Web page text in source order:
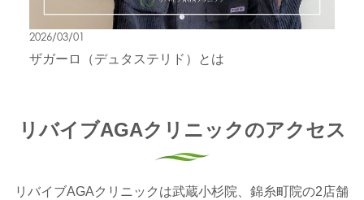
2026/03/01
ザガーロ（デュタステリド）とは
リバイブAGAクリニックのアクセス
リバイブAGAクリニックは武蔵小杉院、錦糸町院の2店舗